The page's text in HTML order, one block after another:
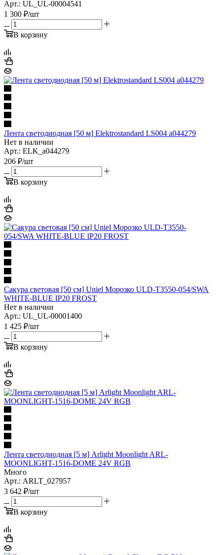
Арт.: UL_UL-00004541
1 300 ₽/шт
В корзину
Лента светодиодная [50 м] Elektrostandard LS004 a044279
Нет в наличии
Арт.: ELK_a044279
206 ₽/шт
В корзину
Сакура световая [50 см] Uniel Морозко ULD-T3550-054/SWA
WHITE-BLUE IP20 FROST
Нет в наличии
Арт.: UL_UL-00001400
1 425 ₽/шт
В корзину
Лента светодиодная [5 м] Arlight Moonlight ARL-
MOONLIGHT-1516-DOME 24V RGB
Много
Арт.: ARLT_027957
3 642 ₽/шт
В корзину